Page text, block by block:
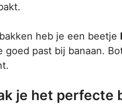
heb je een beetje
goed past bij banaan.
je het perfecte